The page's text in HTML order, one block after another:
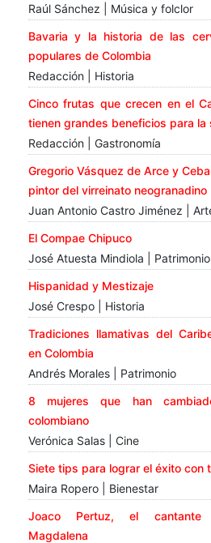
Raúl Sánchez | Música y folclor
Bavaria y la historia de las
populares de Colombia
Redacción | Historia
Cinco frutas que crecen en el
tienen grandes beneficios para la
Redacción | Gastronomía
Gregorio Vásquez de Arce y
pintor del virreinato neogranadino
Juan Antonio Castro Jiménez |
El Compae Chipuco
José Atuesta Mindiola | Patrimonio
Hispanidad y Mestizaje
José Crespo | Historia
Tradiciones llamativas del
en Colombia
Andrés Morales | Patrimonio
8 mujeres que han
colombiano
Verónica Salas | Cine
Siete tips para lograr el éxito con
Maira Ropero | Bienestar
Joaco Pertuz, el
Magdalena